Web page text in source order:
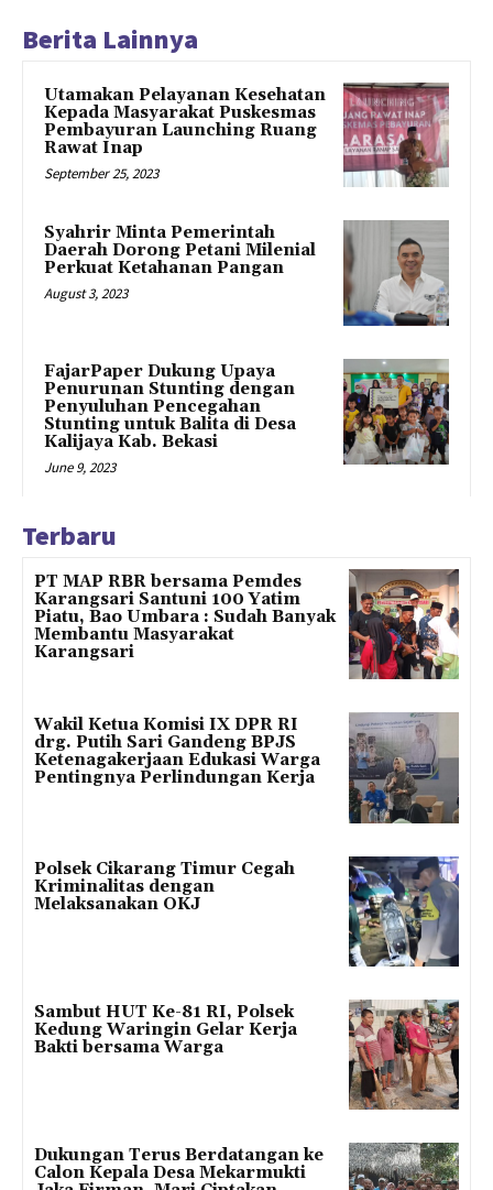
Berita Lainnya
Utamakan Pelayanan Kesehatan
Kepada Masyarakat Puskesmas
Pembayuran Launching Ruang
Rawat Inap
September 25, 2023
Syahrir Minta Pemerintah
Daerah Dorong Petani Milenial
Perkuat Ketahanan Pangan
August 3, 2023
FajarPaper Dukung Upaya
Penurunan Stunting dengan
Penyuluhan Pencegahan
Stunting untuk Balita di Desa
Kalijaya Kab. Bekasi
June 9, 2023
Terbaru
PT MAP RBR bersama Pemdes
Karangsari Santuni 100 Yatim
Piatu, Bao Umbara : Sudah Banyak
Membantu Masyarakat
Karangsari
Wakil Ketua Komisi IX DPR RI
drg. Putih Sari Gandeng BPJS
Ketenagakerjaan Edukasi Warga
Pentingnya Perlindungan Kerja
Polsek Cikarang Timur Cegah
Kriminalitas dengan
Melaksanakan OKJ
Sambut HUT Ke-81 RI, Polsek
Kedung Waringin Gelar Kerja
Bakti bersama Warga
Dukungan Terus Berdatangan ke
Calon Kepala Desa Mekarmukti